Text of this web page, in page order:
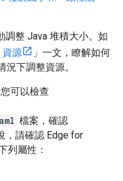
調整 Java 堆積大小。如
資源
」一文，瞭解如何
下調整資源。
可以檢查
檔案，確認
，請確認 Edge for
列屬性：